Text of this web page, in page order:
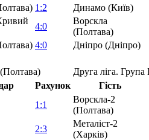
1:2
Динамо (Київ)
4:0
Ворскла
(Полтава)
4:0
Дніпро (Дніпро)
Друга ліга. Група
Рахунок
Гість
1:1
Ворскла-2
(Полтава)
2:3
Металіст-2
(Харків)